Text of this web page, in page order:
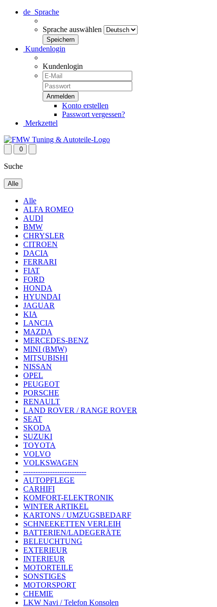
de Sprache
Sprache auswählen
Kundenlogin
Kundenlogin
Konto erstellen
Passwort vergessen?
Merkzettel
0
Suche
Alle
Alle
ALFA ROMEO
AUDI
BMW
CHRYSLER
CITROEN
DACIA
FERRARI
FIAT
FORD
HONDA
HYUNDAI
JAGUAR
KIA
LANCIA
MAZDA
MERCEDES-BENZ
MINI (BMW)
MITSUBISHI
NISSAN
OPEL
PEUGEOT
PORSCHE
RENAULT
LAND ROVER / RANGE ROVER
SEAT
SKODA
SUZUKI
TOYOTA
VOLVO
VOLKSWAGEN
--------------------------
AUTOPFLEGE
CARHIFI
KOMFORT-ELEKTRONIK
WINTER ARTIKEL
KARTONS / UMZUGSBEDARF
SCHNEEKETTEN VERLEIH
BATTERIEN/LADEGERÄTE
BELEUCHTUNG
EXTERIEUR
INTERIEUR
MOTORTEILE
SONSTIGES
MOTORSPORT
CHEMIE
LKW Navi / Telefon Konsolen